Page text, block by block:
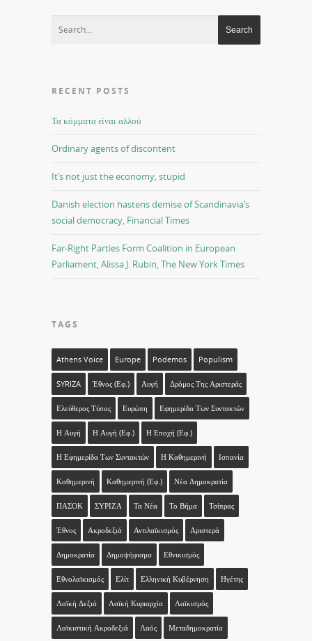
RECENT POSTS
Τα κόμματα είναι αλλού
Ordinary agents of discontent
It’s not just the economy, stupid
Danish election hastens demise of Scandinavia’s
social democracy, Financial Times
Far-Right Parties Form Coalition in European
Parliament, Alissa J. Rubin, The New York Times
TAGS
Athens Voice Europe Podemos Populism
SYRIZA Έθνος (εφ.) Αυγή Δρόμος Της Αριστεράς
Ελεύθερος Τύπος Ευρώπη Εφημερίδα Των Συντακτών
Η Αυγή Η Αυγή (εφ.) Η Εποχή (εφ.)
Η Εφημερίδα Των Συντακτών Η Καθημερινή Ισπανία
Καθημερινή Καθημερινή (εφ.) Νέα Δημοκρατία
ΠΑΣΟΚ ΣΥΡΙΖΑ Τα Νέα Το Βήμα Τσίπρας
Έθνος Ακροδεξιά Αντιλαϊκισμός Αριστερά
Δημοκρατία Δημοψήφισμα Εθνικισμός
Εθνολαϊκισμός Ελίτ Ελληνική Κυβέρνηση Ηγέτης
Λαϊκή Δεξιά Λαϊκή Κυριαρχία Λαϊκισμός
Λαϊκιστική Ακροδεξιά Λαός Μεταδημοκρατία